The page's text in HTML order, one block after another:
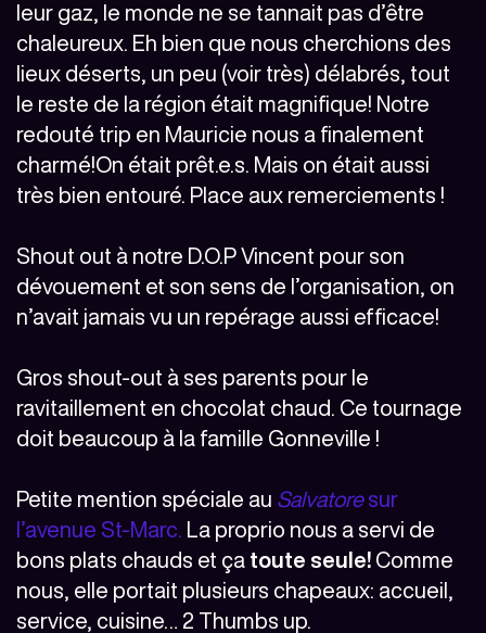
leur gaz, le monde ne se tannait pas d’être
chaleureux. Eh bien que nous cherchions des
lieux déserts, un peu (voir très) délabrés, tout
le reste de la région était magnifique! Notre
redouté trip en Mauricie nous a finalement
charmé!On était prêt.e.s. Mais on était aussi
très bien entouré. Place aux remerciements !
Shout out à notre D.O.P Vincent pour son
dévouement et son sens de l’organisation, on
n’avait jamais vu un repérage aussi efficace!
Gros shout-out à ses parents pour le
ravitaillement en chocolat chaud. Ce tournage
doit beaucoup à la famille Gonneville !
Petite mention spéciale au Salvatoresur
l’avenue St-Marc. La proprio nous a servi de
bons plats chauds et ça toute seule! Comme
nous, elle portait plusieurs chapeaux: accueil,
service, cuisine… 2 Thumbs up.